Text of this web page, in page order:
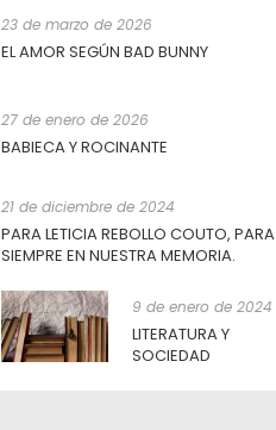
23 de marzo de 2026
EL AMOR SEGÚN BAD BUNNY
27 de enero de 2026
BABIECA Y ROCINANTE
21 de diciembre de 2024
PARA LETICIA REBOLLO COUTO, PARA
SIEMPRE EN NUESTRA MEMORIA.
9 de enero de 2024
LITERATURA Y
SOCIEDAD